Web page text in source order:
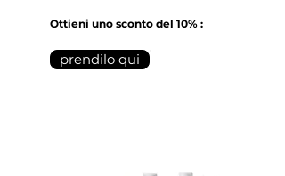
Ottieni uno sconto del 10% :
prendilo qui